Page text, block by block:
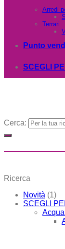
Arredi
Terrari
Punto
SCEGLI
Cerca:
Ricerca
Novità (1)
SCEGLI